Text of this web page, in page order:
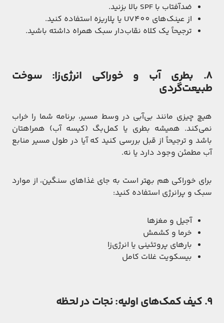
ضدآفتاب با SPF بالا بزنید.
از عینک‌های UV400 یا پلاریزه استفاده کنید.
ترجیحاً یک کلاه نقاب‌دار سبک همراه داشته باشید.
۸. بطری آب و خوراکی انرژی‌زا: سوخت
طبیعت‌گردی
هیچ چیزی مانند بی‌آبی در وسط مسیر، برنامه شما را خراب
نمی‌کند. همیشه بطری یا کمل‌بگ (کیسه آب) همراهتان
باشد و ترجیحاً از قبل بررسی کنید که آیا در طول مسیر منابع
آب مطمئن وجود دارد یا نه.
برای خوراکی هم بهتر است به جای غذاهای سنگین، از موارد
سبک و پرانرژی استفاده کنید:
آجیل و مغزها
خرما و کشمش
بارهای پروتئینی یا انرژی‌زا
بیسکویت غلات کامل
۹. کیف کمک‌های اولیه: نجات در لحظه